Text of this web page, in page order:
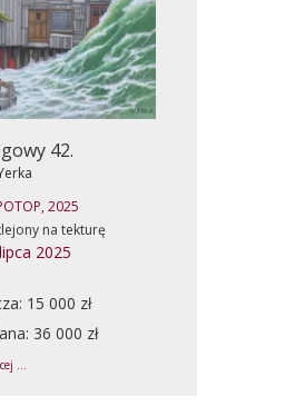
42.
2025
na tekturę
2025
15 000 zł
36 000 zł
...